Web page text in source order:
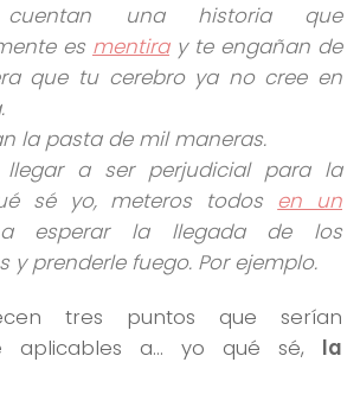
una historia que
es mentiray te engañan de
que tu cerebro ya no cree en
la pasta de mil maneras.
llegar a ser perjudicial para la
sé yo, meteros todos en un
la llegada de los
y prenderle fuego. Por ejemplo.
tres puntos que serían
aplicables a… yo qué sé, la